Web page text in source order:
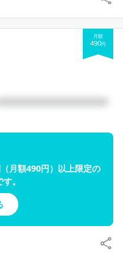
月額
490円
月額490円）以上限定の
。